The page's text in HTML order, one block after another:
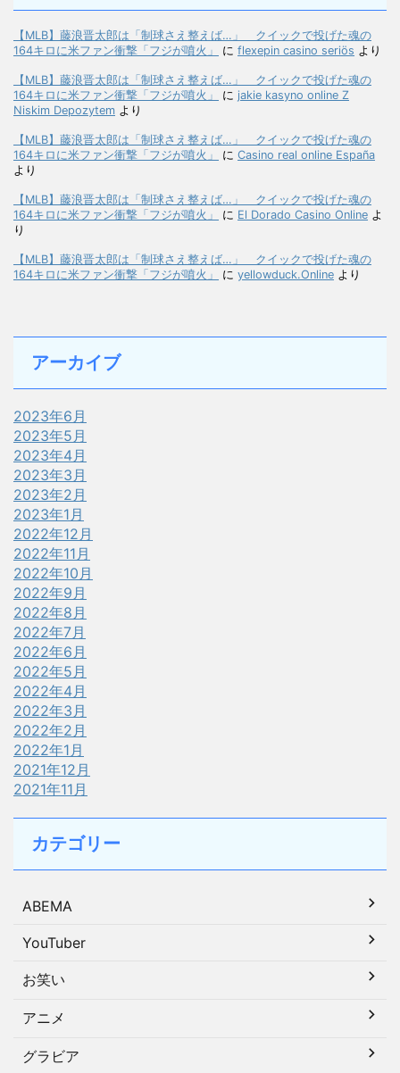
【MLB】藤浪晋太郎は「制球さえ整えば…」 クイックで投げた魂の
164キロに米ファン衝撃「フジが噴火」
に flexepin casino seriös より
【MLB】藤浪晋太郎は「制球さえ整えば…」 クイックで投げた魂の
164キロに米ファン衝撃「フジが噴火」
に jakie kasyno online Z
Niskim Depozytem より
【MLB】藤浪晋太郎は「制球さえ整えば…」 クイックで投げた魂の
164キロに米ファン衝撃「フジが噴火」
に Casino real online España
より
【MLB】藤浪晋太郎は「制球さえ整えば…」 クイックで投げた魂の
164キロに米ファン衝撃「フジが噴火」
に El Dorado Casino Online よ
り
【MLB】藤浪晋太郎は「制球さえ整えば…」 クイックで投げた魂の
164キロに米ファン衝撃「フジが噴火」
に yellowduck.Online より
アーカイブ
2023年6月
2023年5月
2023年4月
2023年3月
2023年2月
2023年1月
2022年12月
2022年11月
2022年10月
2022年9月
2022年8月
2022年7月
2022年6月
2022年5月
2022年4月
2022年3月
2022年2月
2022年1月
2021年12月
2021年11月
カテゴリー
ABEMA
YouTuber
お笑い
アニメ
グラビア